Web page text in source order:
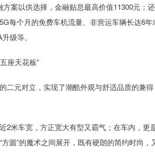
案以供选择，金融贴息最高价值11300元；
每个月的免费车机流量、非营运车辆长达6
级等。
座天花板”
二元对立，实现了潮酷外观与舒适品质的兼
2米车宽，方正宽大有型又霸气；在车内，更
圆”的魔术之间展开，既有硬朗的简约时尚，